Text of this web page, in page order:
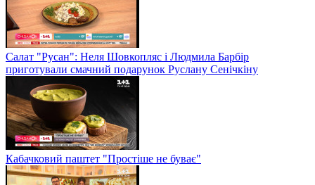
Салат "Русан": Неля Шовкопляс і Людмила Барбір
приготували смачний подарунок Руслану Сенічкіну
Кабачковий паштет "Простіше не буває"